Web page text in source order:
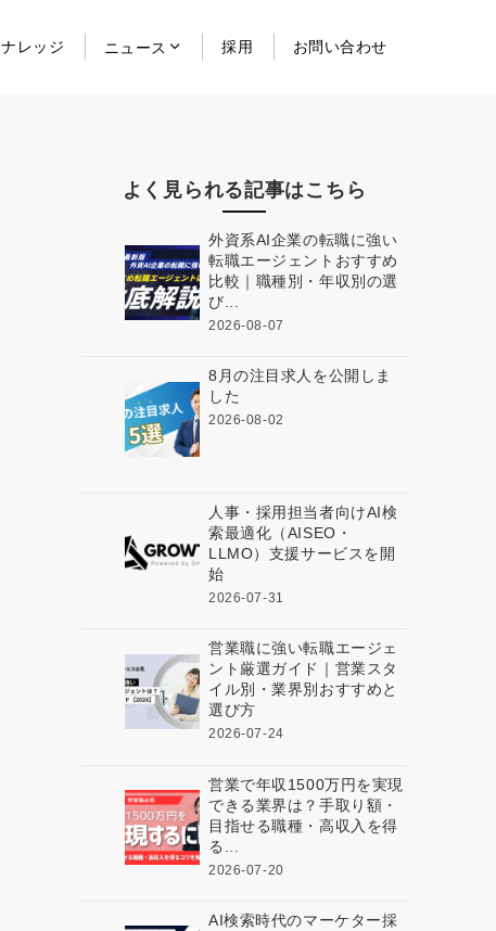
ナレッジ ニュース 採用 お問い合わせ
よく見られる記事はこちら
外資系AI企業の転職に強い
転職エージェントおすすめ
比較｜職種別・年収別の選
び...
2026-08-07
8月の注目求人を公開しま
した
2026-08-02
人事・採用担当者向けAI検
索最適化（AISEO・
LLMO）支援サービスを開
始
2026-07-31
営業職に強い転職エージェ
ント厳選ガイド｜営業スタ
イル別・業界別おすすめと
選び方
2026-07-24
営業で年収1500万円を実現
できる業界は？手取り額・
目指せる職種・高収入を得
る...
2026-07-20
AI検索時代のマーケター採